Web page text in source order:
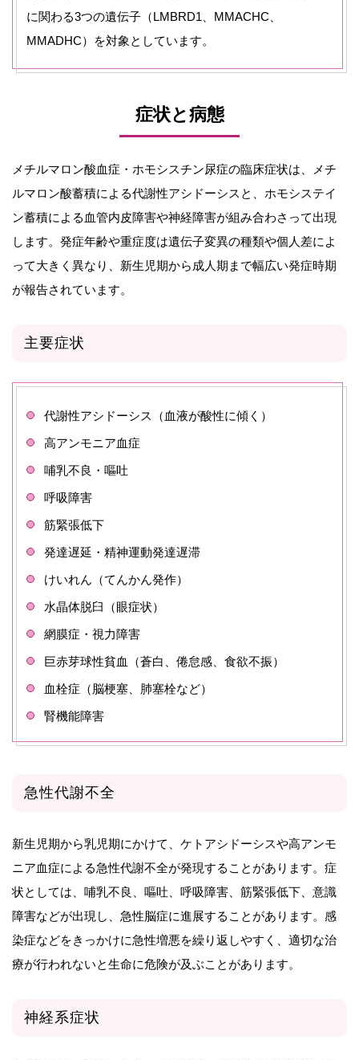
に関わる3つの遺伝子（LMBRD1、MMACHC、
MMADHC）を対象としています。
症状と病態
メチルマロン酸血症・ホモシスチン尿症の臨床症状は、メチ
ルマロン酸蓄積による代謝性アシドーシスと、ホモシステイ
ン蓄積による血管内皮障害や神経障害が組み合わさって出現
します。発症年齢や重症度は遺伝子変異の種類や個人差によ
って大きく異なり、新生児期から成人期まで幅広い発症時期
が報告されています。
主要症状
代謝性アシドーシス（血液が酸性に傾く）
高アンモニア血症
哺乳不良・嘔吐
呼吸障害
筋緊張低下
発達遅延・精神運動発達遅滞
けいれん（てんかん発作）
水晶体脱臼（眼症状）
網膜症・視力障害
巨赤芽球性貧血（蒼白、倦怠感、食欲不振）
血栓症（脳梗塞、肺塞栓など）
腎機能障害
急性代謝不全
新生児期から乳児期にかけて、ケトアシドーシスや高アンモ
ニア血症による急性代謝不全が発現することがあります。症
状としては、哺乳不良、嘔吐、呼吸障害、筋緊張低下、意識
障害などが出現し、急性脳症に進展することがあります。感
染症などをきっかけに急性増悪を繰り返しやすく、適切な治
療が行われないと生命に危険が及ぶことがあります。
神経系症状